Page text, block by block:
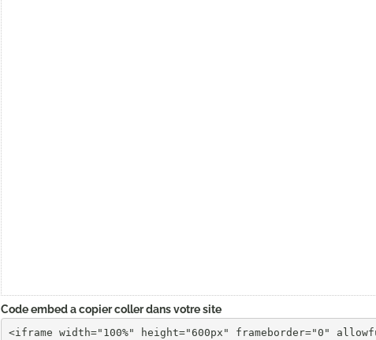
Code embed a copier coller dans votre site
<iframe width="100%" height="600px" frameborder="0"